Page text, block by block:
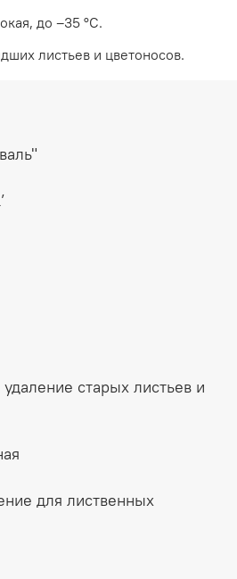
до –35 °C.
листьев и цветоносов.
старых листьев и
для лиственных